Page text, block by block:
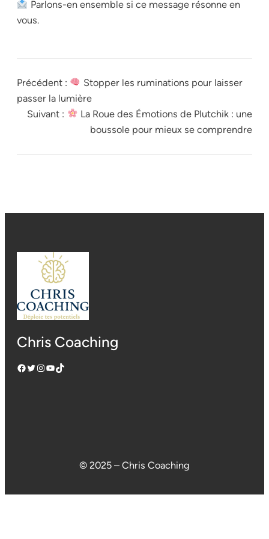
Parlons-en ensemble si ce message résonne en
vous.
Précédent :
Stopper les ruminations pour laisser
passer la lumière
Suivant :
La Roue des Émotions de Plutchik : une
boussole pour mieux se comprendre
Chris Coaching
Facebook Twitter InstagramYouTube TikTok
© 2025 – Chris Coaching